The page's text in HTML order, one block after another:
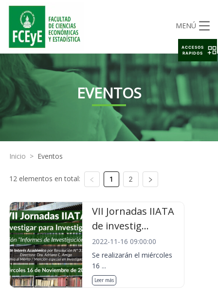
MENÚ
EVENTOS
Inicio > Eventos
12 elementos en total: 1 2
VII Jornadas IIATA
de investig...
2022-11-16 09:00:00
Se realizarán el miércoles
16 ...
Leer más
ACCESOS
RAPIDOS